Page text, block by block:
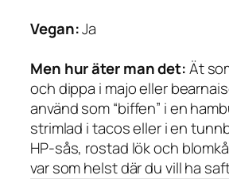
Vegan:Ja
Men hur äter man det:Ät
och dippa i majo eller
använd som “biffen” i en
strimlad i tacos eller i en
HP-sås, rostad lök och
var som helst där du vill ha